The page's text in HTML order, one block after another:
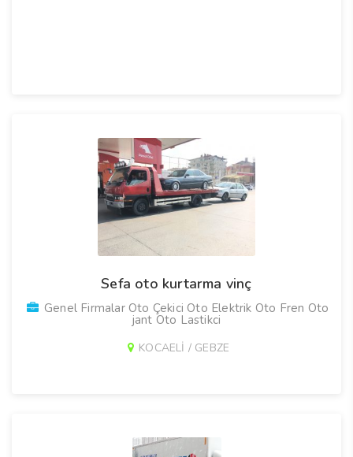
Sefa oto kurtarma vinç
Genel Firmalar Oto Çekici Oto Elektrik Oto Fren Oto
jant Oto Lastikci
KOCAELİ / GEBZE